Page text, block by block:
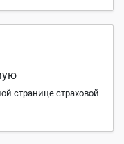
странице страховой